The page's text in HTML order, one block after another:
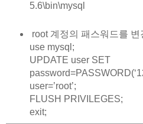
5.6\bin\mysql
root 계정의 패스워드를 변
use mysql;
UPDATE user SET
user=’root’;
FLUSH PRIVILEGES;
exit;